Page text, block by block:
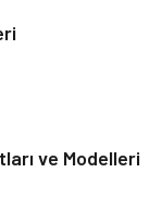
ve Modelleri